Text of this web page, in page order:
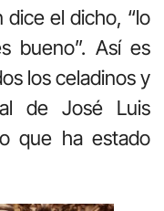
dice el dicho, “lo
bueno”. Así es
los celadinos y
de José Luis
que ha estado